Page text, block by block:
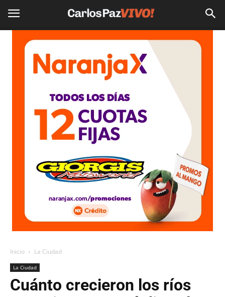
Inicio La Ciudad
La Ciudad
Cuánto crecieron los ríos